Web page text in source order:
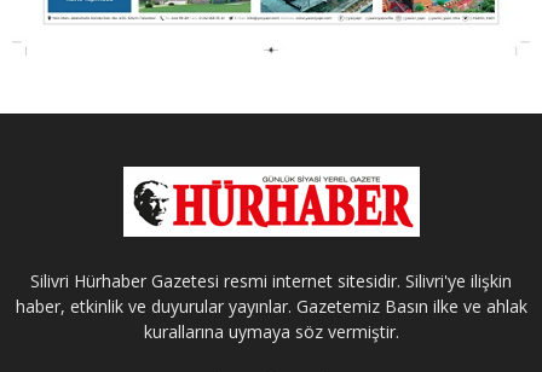
Silivri Hürhaber Gazetesi resmi internet sitesidir. Silivri'ye ilişkin
haber, etkinlik ve duyurular yayınlar. Gazetemiz Basın ilke ve ahlak
kurallarına uymaya söz vermiştir.